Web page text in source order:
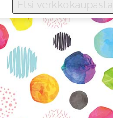
Käyttäjätunnus
Salasana
Unohtuiko salasana?
KIRJAUDU SISÄÄN